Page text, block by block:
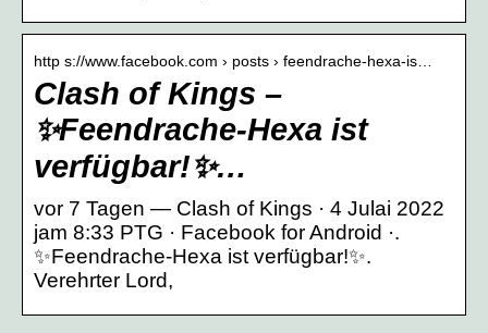
http s://www.facebook.com › posts › ️feendrache-hexa-is…
Clash of Kings –
✨️Feendrache-Hexa ist
verfügbar!✨️…
vor 7 Tagen — Clash of Kings · 4 Julai 2022
jam 8:33 PTG · Facebook for Android ·.
✨️Feendrache-Hexa ist verfügbar!✨️.
Verehrter Lord,